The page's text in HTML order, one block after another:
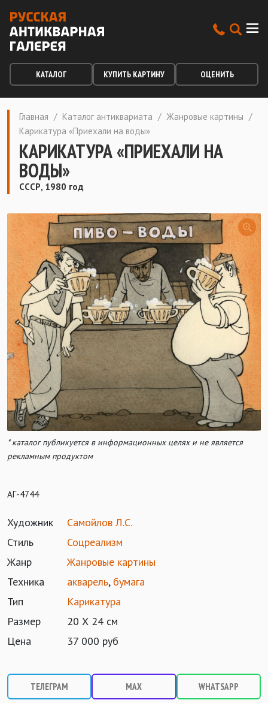
КАТАЛОГ КУПИТЬ КАРТИНУ ОЦЕНИТЬ
Главная / Каталог антиквариата / Жанровые картины /
Карикатура «Приехали на воды»
КАРИКАТУРА «ПРИЕХАЛИ НА
ВОДЫ»
СССР, 1980 год
* каталог публикуется в информационных целях и не является
рекламным продуктом
АГ-4744
Художник
Самойлов Л.С.
Стиль
Соцреализм
Жанр
Жанровые картины
Техника
акварель, бумага
Тип
Карикатура
Размер
20 Х 24 см
Цена
37 000 руб
ТЕЛЕГРАМ MAX WHATSAPP